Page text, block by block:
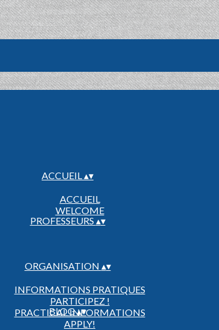
ACCUEIL▴▾
ACCUEIL
WELCOME
PROFESSEURS ▴▾
ORGANISATION ▴▾
INFORMATIONS PRATIQUES
PARTICIPEZ !
PRACTICAL INFORMATIONS
APPLY!
BLOG▴▾